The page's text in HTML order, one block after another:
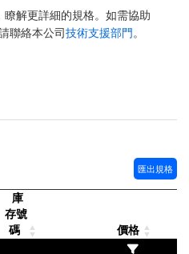
解更詳細的規格。如需協助
聯絡本公司技術支援部門。
匯出規格
庫
存號
碼
價格